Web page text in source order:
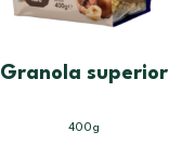
Granola superior
400g